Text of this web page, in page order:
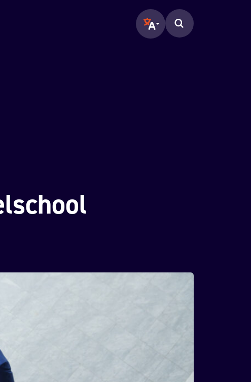
Translate page to another
Zoeken op de pagina.